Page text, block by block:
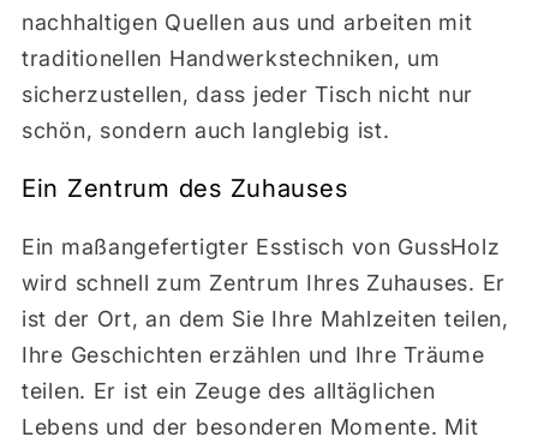
nachhaltigen Quellen aus und arbeiten mit
traditionellen Handwerkstechniken, um
sicherzustellen, dass jeder Tisch nicht nur
schön, sondern auch langlebig ist.
Ein Zentrum des Zuhauses
Ein maßangefertigter Esstisch von GussHolz
wird schnell zum Zentrum Ihres Zuhauses. Er
ist der Ort, an dem Sie Ihre Mahlzeiten teilen,
Ihre Geschichten erzählen und Ihre Träume
teilen. Er ist ein Zeuge des alltäglichen
Lebens und der besonderen Momente. Mit